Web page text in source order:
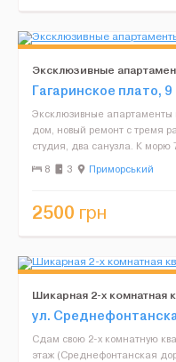
Эксклюзивные
Гагаринское плато, 9
Эксклюзивные апартаменты
дом, новый ремонт с тремя
студия, два санузла. К морю
есть круглосуточный
8 3 Приморський
2500 грн
Шикарная 2-х комнатная
вокзала
ул.
Сдам свою 2-х комнатную
этаж (Среднефонтанская